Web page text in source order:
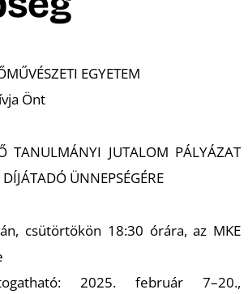
EGYETEM
Önt
TANULMÁNYI JUTALOM PÁLYÁZAT
ÜNNEPSÉGÉRE
csütörtökön 18:30 órára, az MKE
2025. február 7–20.,